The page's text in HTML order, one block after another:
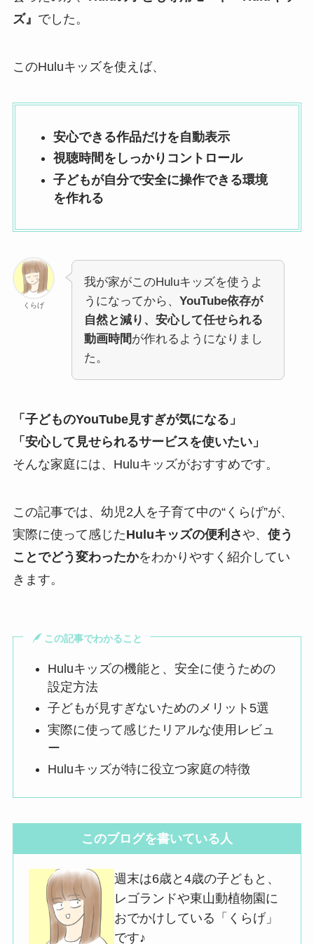
ズ』 でした。
このHuluキッズを使えば、
安心できる作品だけを自動表示
視聴時間をしっかりコントロール
子どもが自分で安全に操作できる環境
を作れる
くらげ
我が家がこのHuluキッズを使うよ
うになってから、 YouTube依存が
自然と減り、安心して任せられる
動画時間が作れるようになりまし
た。
「子どものYouTube見すぎが気になる」
「安心して見せられるサービスを使いたい」
そんな家庭には、Huluキッズがおすすめです。
この記事では、幼児2人を子育て中の“くらげ”が、
実際に使って感じたHuluキッズの便利さや、 使う
ことでどう変わったかをわかりやすく紹介してい
きます。
この記事でわかること
Huluキッズの機能と、安全に使うための
設定方法
子どもが見すぎないためのメリット5選
実際に使って感じたリアルな使用レビュ
ー
Huluキッズが特に役立つ家庭の特徴
このブログを書いている人
週末は6歳と4歳の子どもと、
レゴランドや東山動植物園に
おでかけしている「くらげ」
です♪